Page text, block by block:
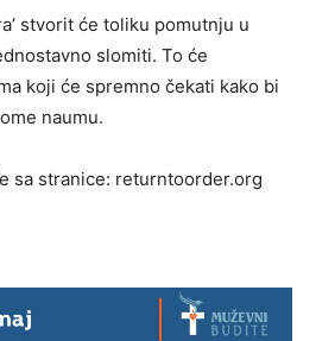
stvorit će toliku pomutnju u
slomiti. To će
koji će spremno čekati kako bi
naumu.
sa stranice: returntoorder.org